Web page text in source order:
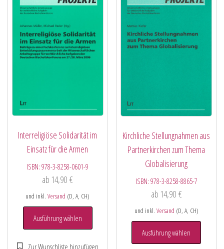
Interreligiöse Solidarität im
Einsatz für die Armen
ISBN:978-3-8258-0601-9
ab 14,90€
und inkl.Versand (D, A, CH)
Ausführung wählen
Kirchliche Stellungnahmen aus
Partnerkirchen zum Thema
Globalisierung
ISBN: 978-3-8258-8865-7
ab 14,90 €
und inkl. Versand (D, A, CH)
Ausführung wählen